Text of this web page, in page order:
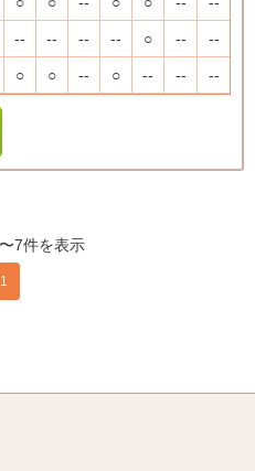
-- -- -- -- ○ -- --
○ ○ -- ○ -- -- --
7件を表示
1